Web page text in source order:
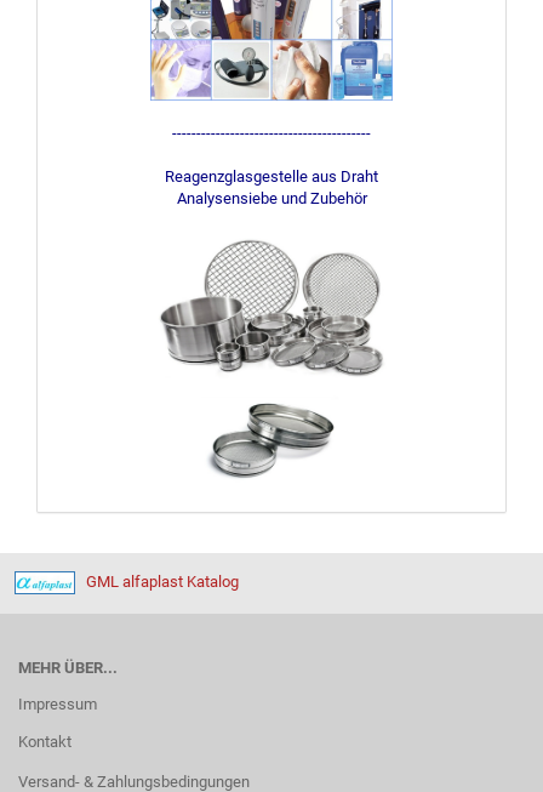
-----------------------------------------
Reagenzglasgestelle aus Draht
Analysensiebe und Zubehör
GML alfaplast Katalog
MEHR ÜBER...
Impressum
Kontakt
Versand- & Zahlungsbedingungen